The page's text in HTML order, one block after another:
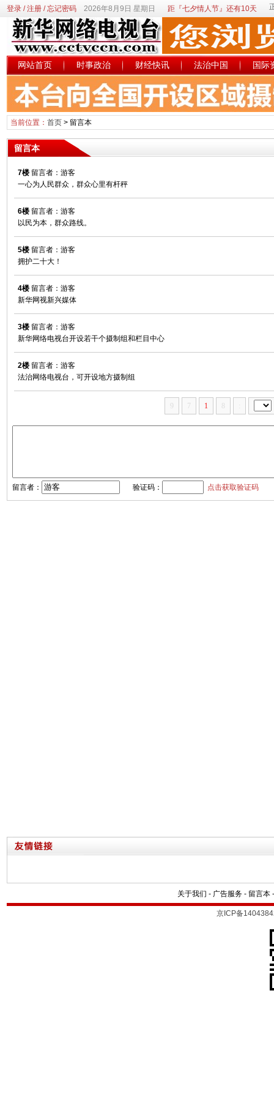
登录/注册/忘记密码 2026年8月9日 星期日 距『七夕情人节』还有10天
网站首页 时事政治 财经快讯 法治中国 国际
当前位置： 首页> 留言本
留言本
7楼留言者：游客
一心为人民群众，群众心里有杆秤
6楼留言者：游客
以民为本，群众路线。
5楼留言者：游客
拥护二十大！
4楼留言者：游客
新华网视新兴媒体
3楼留言者：游客
新华网络电视台开设若干个摄制组和栏目中心
2楼留言者：游客
法治网络电视台，可开设地方摄制组
7 1 :
留言者： 验证码： 点击获取验证码
关于我们 - 广告服务 - 留言本
京ICP备